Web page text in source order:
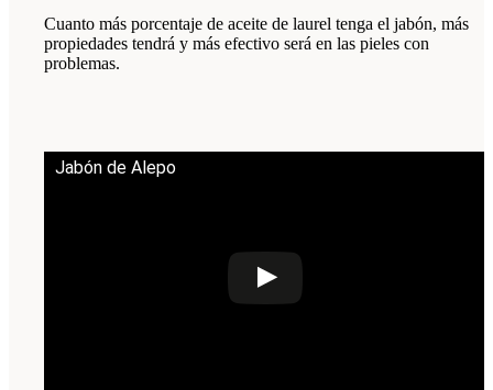
Cuanto más porcentaje de aceite de laurel tenga el jabón, más
propiedades tendrá y más efectivo será en las pieles con
problemas.
Jabón de Alepo